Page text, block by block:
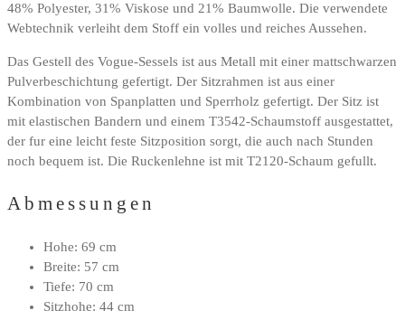
48% Polyester, 31% Viskose und 21% Baumwolle. Die verwendete
Webtechnik verleiht dem Stoff ein volles und reiches Aussehen.
Das Gestell des Vogue-Sessels ist aus Metall mit einer mattschwarzen
Pulverbeschichtung gefertigt. Der Sitzrahmen ist aus einer
Kombination von Spanplatten und Sperrholz gefertigt. Der Sitz ist
mit elastischen Bandern und einem T3542-Schaumstoff ausgestattet,
der fur eine leicht feste Sitzposition sorgt, die auch nach Stunden
noch bequem ist. Die Ruckenlehne ist mit T2120-Schaum gefullt.
Abmessungen
Hohe: 69 cm
Breite: 57 cm
Tiefe: 70 cm
Sitzhohe: 44 cm